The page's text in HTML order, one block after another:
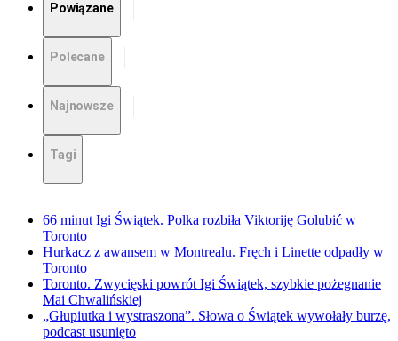
Powiązane
Polecane
Najnowsze
Tagi
66 minut Igi Świątek. Polka rozbiła Viktoriję Golubić w
Toronto
Hurkacz z awansem w Montrealu. Fręch i Linette odpadły w
Toronto
Toronto. Zwycięski powrót Igi Świątek, szybkie pożegnanie
Mai Chwalińskiej
„Głupiutka i wystraszona”. Słowa o Świątek wywołały burzę,
podcast usunięto